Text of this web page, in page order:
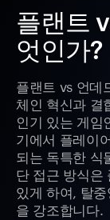
플랜트
엇인가?
플랜트 vs 언데
체인 혁신과 결
인기 있는 게임
기에서 플레이
되는 독특한 식
단 접근 방식은
있게 하여, 탈
을 강조합니다.